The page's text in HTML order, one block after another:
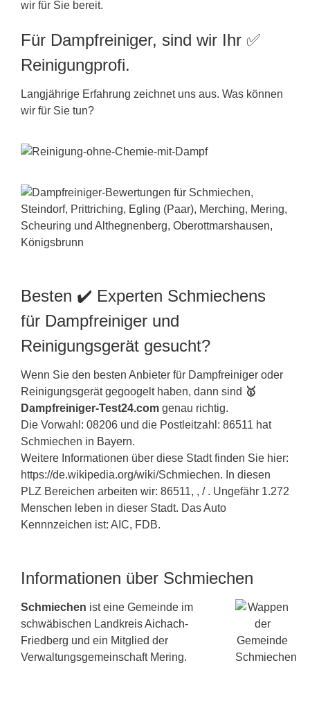
wir für Sie bereit.
Für Dampfreiniger, sind wir Ihr ✅
Reinigungprofi.
Langjährige Erfahrung zeichnet uns aus. Was können
wir für Sie tun?
Besten ✔️ Experten Schmiechens
für Dampfreiniger und
Reinigungsgerät gesucht?
Wenn Sie den besten Anbieter für Dampfreiniger oder
Reinigungsgerät gegoogelt haben, dann sind 🥇
Dampfreiniger-Test24.com genau richtig.
Die Vorwahl: 08206 und die Postleitzahl: 86511 hat
Schmiechen in Bayern.
Weitere Informationen über diese Stadt finden Sie hier:
https://de.wikipedia.org/wiki/Schmiechen. In diesen
PLZ Bereichen arbeiten wir: 86511, , / . Ungefähr 1.272
Menschen leben in dieser Stadt. Das Auto
Kennnzeichen ist: AIC, FDB.
Informationen über Schmiechen
Schmiechen ist eine Gemeinde im
schwäbischen LandkreisAichach-
Friedberg und ein Mitglied der
Verwaltungsgemeinschaft Mering.